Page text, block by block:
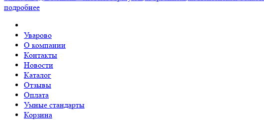
подробнее
Уварово
О компании
Контакты
Новости
Каталог
Отзывы
Оплата
Умные стандарты
Корзина